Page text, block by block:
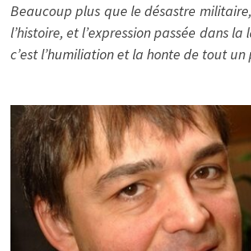
Beaucoup plus que le désastre
l’histoire, et l’expression passée dans
c’est l’humiliation et la honte de tout un